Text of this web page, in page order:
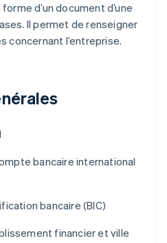
d’un document d’une
Il permet de renseigner
concernant l’entreprise.
bancaire international
bancaire (BIC)
financier et ville